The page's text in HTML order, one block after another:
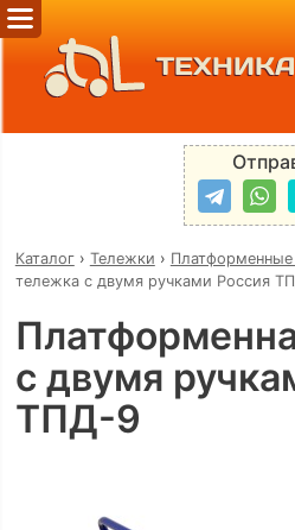
Каталог› Тележки ›
тележка с двумя ручками Россия
с двумя
ТПД-9